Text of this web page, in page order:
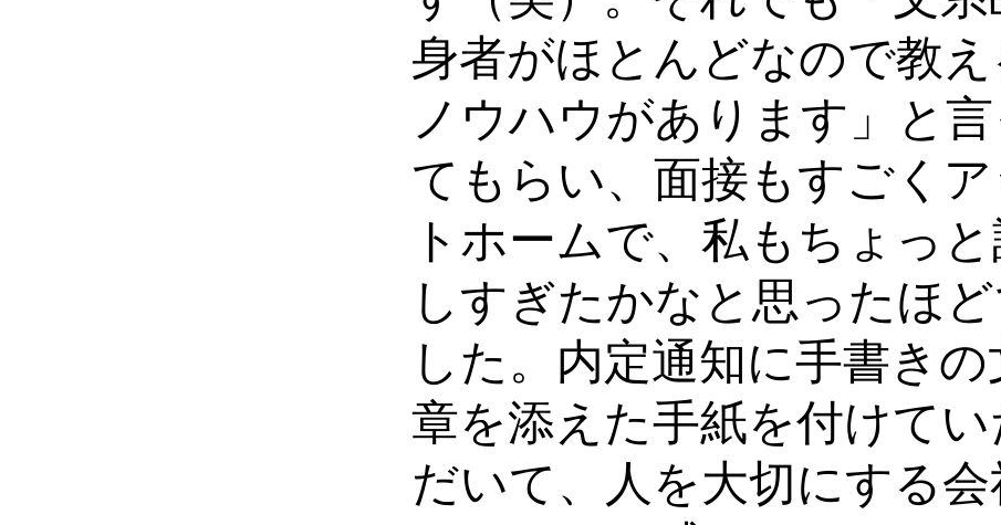
身者がほとんどなので教え
ノウハウがあります」と言
てもらい、面接もすごくア
トホームで、私もちょっ
しすぎたかなと思ったほ
した。内定通知に手書きの
章を添えた手紙を付けてい
だいて、人を大切にする会